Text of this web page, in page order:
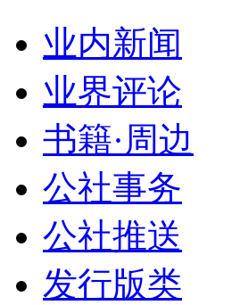
业内新闻
业界评论
书籍·周边
公社事务
公社推送
发行版类